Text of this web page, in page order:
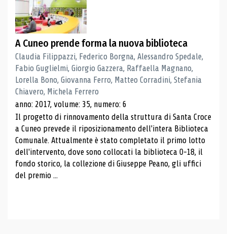
A Cuneo prende forma la nuova biblioteca
Claudia Filippazzi, Federico Borgna, Alessandro Spedale,
Fabio Guglielmi, Giorgio Gazzera, Raffaella Magnano,
Lorella Bono, Giovanna Ferro, Matteo Corradini, Stefania
Chiavero, Michela Ferrero
anno: 2017, volume: 35, numero: 6
Il progetto di rinnovamento della struttura di Santa Croce
a Cuneo prevede il riposizionamento dell'intera Biblioteca
Comunale. Attualmente è stato completato il primo lotto
dell'intervento, dove sono collocati la biblioteca 0-18, il
fondo storico, la collezione di Giuseppe Peano, gli uffici
del premio ...